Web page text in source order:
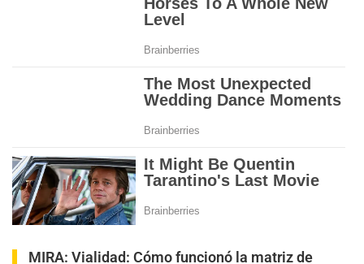
MIRA: Vialidad: Cómo funcionó la matriz de